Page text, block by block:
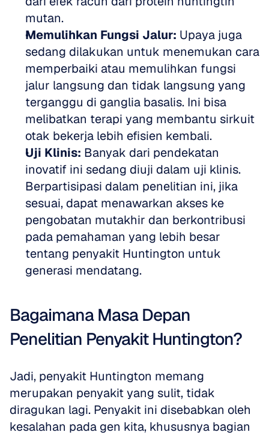
mutan.
Memulihkan Fungsi Jalur: Upaya juga
sedang dilakukan untuk menemukan cara
memperbaiki atau memulihkan fungsi
jalur langsung dan tidak langsung yang
terganggu di ganglia basalis. Ini bisa
melibatkan terapi yang membantu sirkuit
otak bekerja lebih efisien kembali.
Uji Klinis: Banyak dari pendekatan
inovatif ini sedang diuji dalam uji klinis.
Berpartisipasi dalam penelitian ini, jika
sesuai, dapat menawarkan akses ke
pengobatan mutakhir dan berkontribusi
pada pemahaman yang lebih besar
tentang penyakit Huntington untuk
generasi mendatang.
Bagaimana Masa Depan
Penelitian Penyakit Huntington?
Jadi, penyakit Huntington memang
merupakan penyakit yang sulit, tidak
diragukan lagi. Penyakit ini disebabkan oleh
kesalahan pada gen kita, khususnya bagian